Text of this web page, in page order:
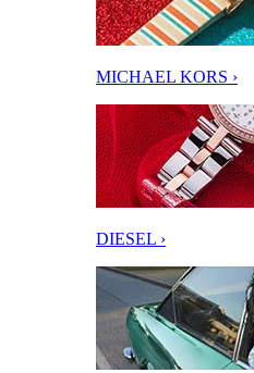
MICHAEL KORS ›
DIESEL ›